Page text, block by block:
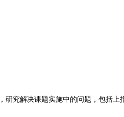
究解决课题实施中的问题，包括上